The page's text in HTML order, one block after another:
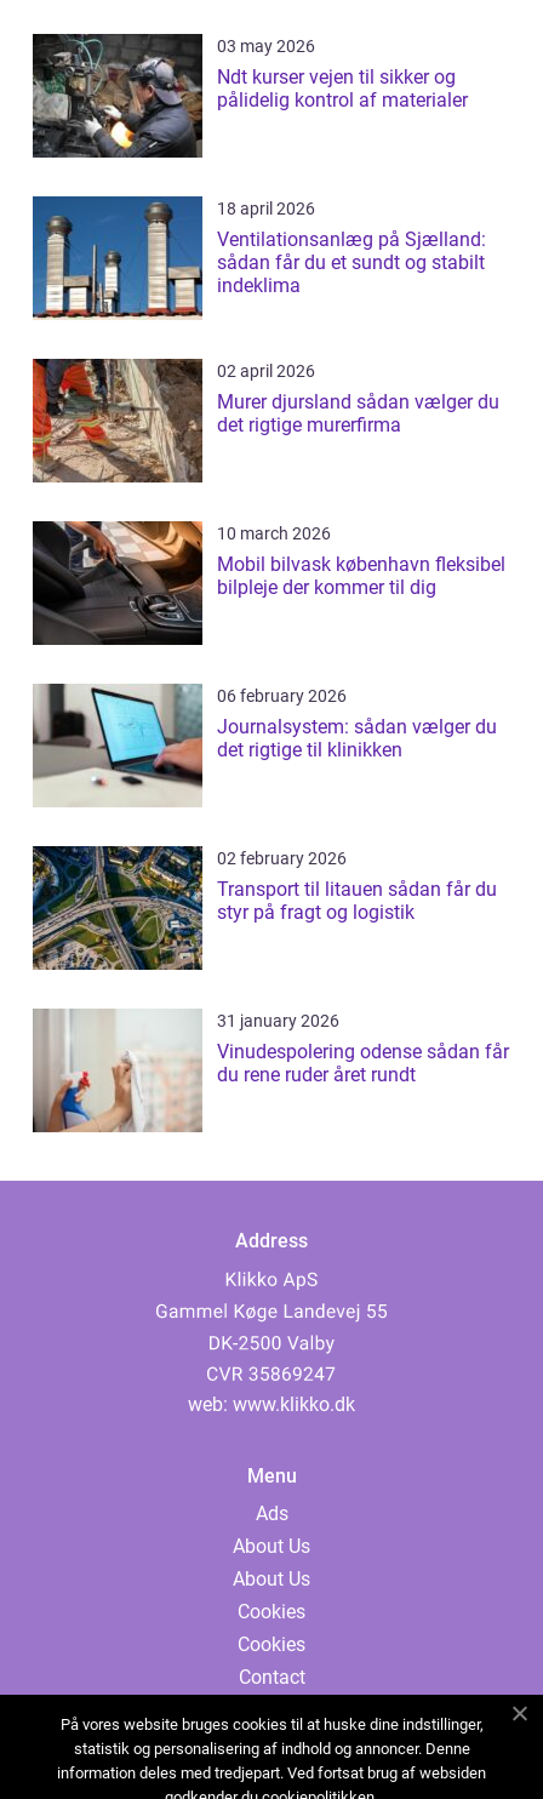
03 may 2026
Ndt kurser vejen til sikker og
pålidelig kontrol af materialer
18 april 2026
Ventilationsanlæg på Sjælland:
sådan får du et sundt og stabilt
indeklima
02 april 2026
Murer djursland sådan vælger du
det rigtige murerfirma
10 march 2026
Mobil bilvask københavn fleksibel
bilpleje der kommer til dig
06 february 2026
Journalsystem: sådan vælger du
det rigtige til klinikken
02 february 2026
Transport til litauen sådan får du
styr på fragt og logistik
31 january 2026
Vinudespolering odense sådan får
du rene ruder året rundt
Address
web: www.klikko.dk
Menu
Ads
About Us
About Us
Cookies
Cookies
Contact
Sitemap
Sitemap
På vores website bruges cookies til at huske dine indstillinger,
statistik og personalisering af indhold og annoncer. Denne
information deles med tredjepart. Ved fortsat brug af websiden